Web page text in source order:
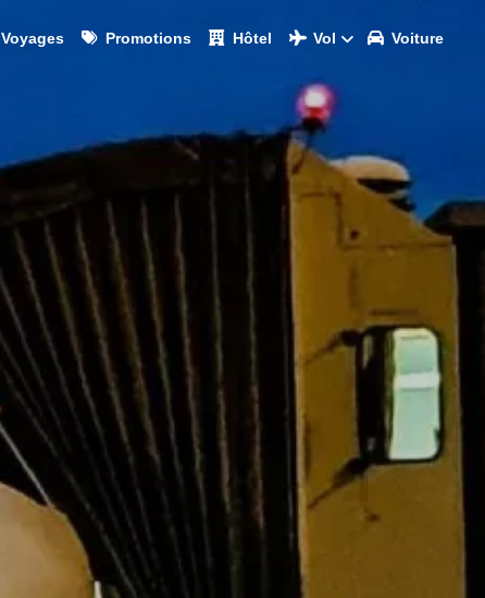
Voyages Promotions Hôtel Vol Voiture